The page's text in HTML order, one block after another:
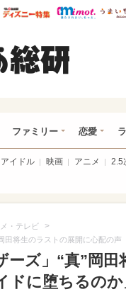
研
ハピママ* ウレぴあ総研
ファミリー 恋愛
アイドル 映画 アニメ 2.5
・テレビ >
田将生のラストの展開に心配の
ーズ」“真”岡
ドに堕ちるの